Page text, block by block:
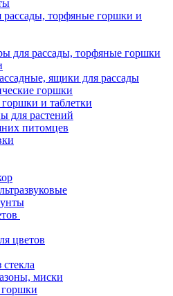
рассады, торфяные горшки и
для рассады, торфяные горшки
ящики для рассады
горшки
и таблетки
для растений
питомцев
цветов
миски